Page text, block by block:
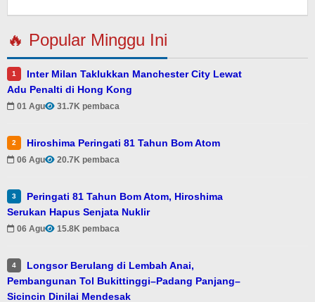
🔥 Popular Minggu Ini
1
Inter Milan Taklukkan Manchester City Lewat
Adu Penalti di Hong Kong
01 Agu 31.7K pembaca
2 Hiroshima Peringati 81 Tahun Bom Atom
06 Agu 20.7K pembaca
3
Peringati 81 Tahun Bom Atom, Hiroshima
Serukan Hapus Senjata Nuklir
06 Agu 15.8K pembaca
4
Longsor Berulang di Lembah Anai,
Pembangunan Tol Bukittinggi–Padang Panjang–
Sicincin Dinilai Mendesak